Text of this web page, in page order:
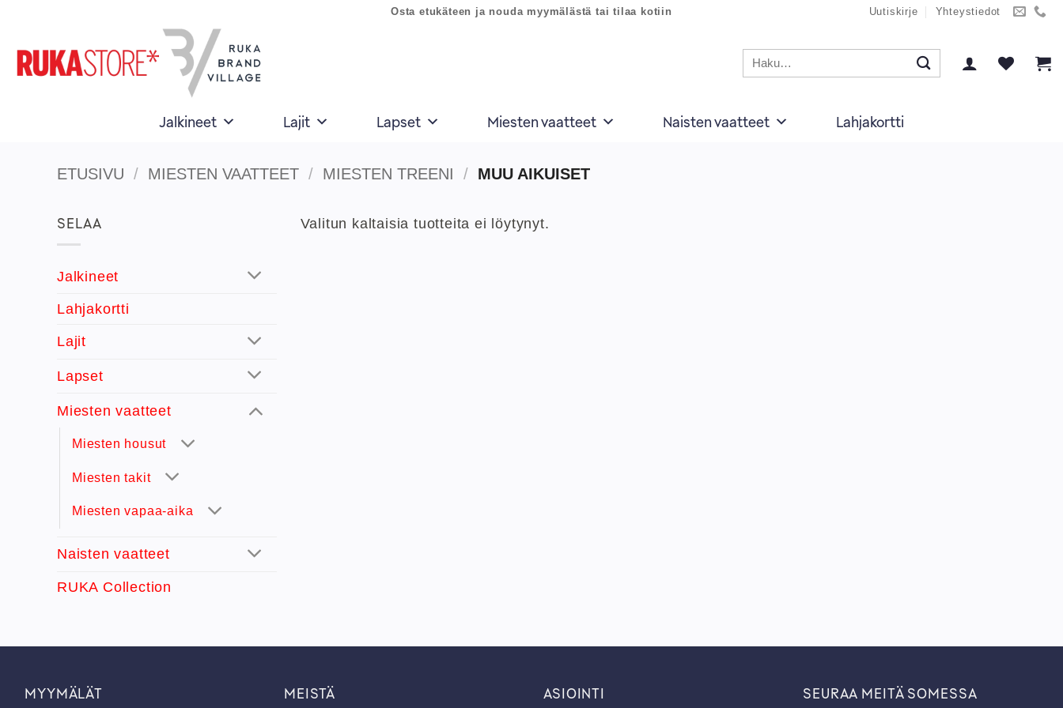
content
Osta etukäteen ja nouda myymälästä tai tilaa kotiin Uutiskirje Yhteystiedot
Jalkineet Lajit Lapset Miesten vaatteet Naisten vaatteet Lahjakortti
ETUSIVU / MIESTEN VAATTEET / MIESTEN TREENI / MUU AIKUISET
SELAA
Jalkineet
Lahjakortti
Lajit
Lapset
Miesten vaatteet
Miesten housut
Miesten takit
Miesten vapaa-aika
Naisten vaatteet
RUKA Collection
Valitun kaltaisia tuotteita ei löytynyt.
MYYMÄLÄT MEISTÄ ASIOINTI SEURAA MEITÄ SOMESSA